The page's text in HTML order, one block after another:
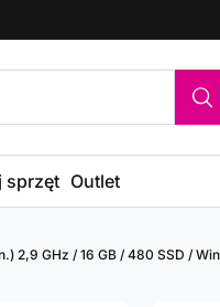
sprzęt Outlet
2,9 GHz / 16 GB / 480 SSD /